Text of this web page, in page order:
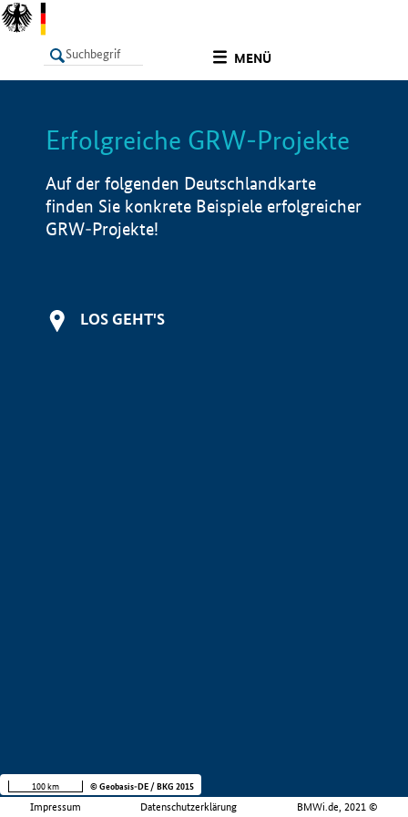
MENÜ
LISTE Info
Erfolgreiche GRW-Projekte
Auf der folgenden Deutschlandkarte
finden Sie konkrete Beispiele erfolgreicher
GRW-Projekte!
LOS GEHT'S
Impressum Datenschutzerklärung BMWi.de, 2021 ©
100 km © Geobasis-DE / BKG 2015